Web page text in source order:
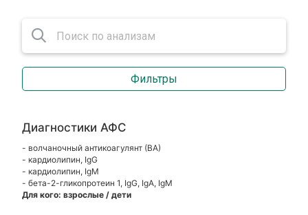
Фильтры
Диагностики АФС
- волчаночный антикоагулянт (ВА)
- кардиолипин, IgG
- кардиолипин, IgM
- бета-2-гликопротеин 1, IgG, IgA, IgM
Для кого: взрослые / дети